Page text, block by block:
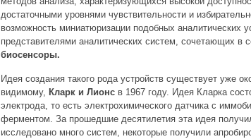
достаточными уровнями чувствительности и
возможность миниатюризации подобных аналитических
представителями аналитических систем, сочетающих в
биосенсоры.
Идея создания такого рода устройств существует уже
видимому, Кларк и Лионс в 1967 году. Идея Кларка
электрода, то есть электрохимического датчика с
ферментом. За прошедшие десятилетия эта идея
исследовано много систем, некоторые получили